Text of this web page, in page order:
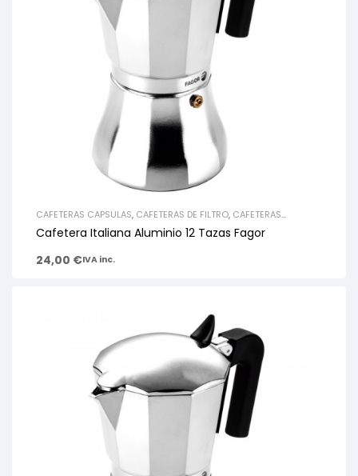
CAFETERAS CAPSULAS, CAFETERAS DE FILTRO, CAFETERAS
EXPRESO
CAFETERAS SUPERAUTOMÁTICAS
Cafetera Italiana Aluminio 12 Tazas Fagor
24,00 €IVA inc.